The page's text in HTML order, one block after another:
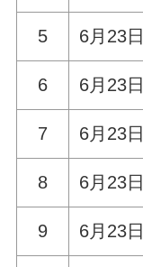
5 6月23日
6 6月23日
7 6月23日
8 6月23日
9 6月23日